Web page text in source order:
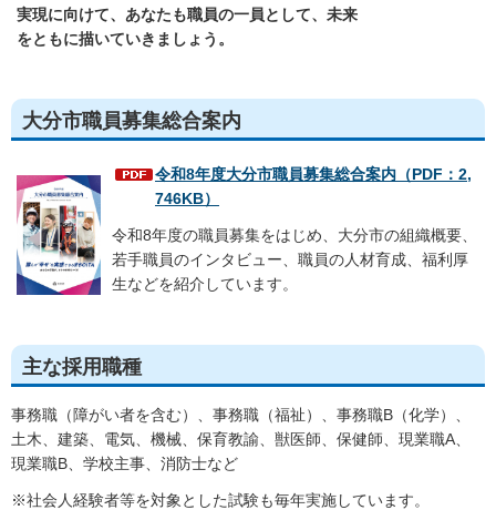
実現に向けて、あなたも職員の一員として、未来
をともに描いていきましょう。
大分市職員募集総合案内
令和8年度大分市職員募集総合案内（PDF：2,
746KB）
令和8年度の職員募集をはじめ、大分市の組織概要、
若手職員のインタビュー、職員の人材育成、福利厚
生などを紹介しています。
主な採用職種
事務職（障がい者を含む）、事務職（福祉）、事務職B（化学）、
土木、建築、電気、機械、保育教諭、獣医師、保健師、現業職A、
現業職B、学校主事、消防士など
※社会人経験者等を対象とした試験も毎年実施しています。